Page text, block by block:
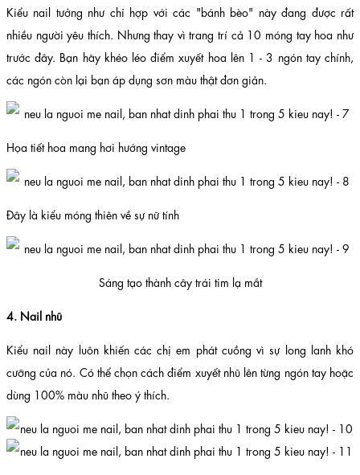
Kiểu nail tưởng như chỉ hợp với các "bánh bèo" này đang được rất
nhiều người yêu thích. Nhưng thay vì trang trí cả 10 móng tay hoa như
trước đây. Bạn hãy khéo léo điểm xuyết hoa lên 1 - 3 ngón tay chính,
các ngón còn lại bạn áp dụng sơn màu thật đơn giản.
Họa tiết hoa mang hơi hướng vintage
Đây là kiểu móng thiên về sự nữ tính
Sáng tạo thành cây trái tim lạ mắt
4. Nail nhũ
Kiểu nail này luôn khiến các chị em phát cuồng vì sự long lanh khó
cưỡng của nó. Có thể chọn cách điểm xuyết nhũ lên từng ngón tay hoặc
dùng 100% màu nhũ theo ý thích.